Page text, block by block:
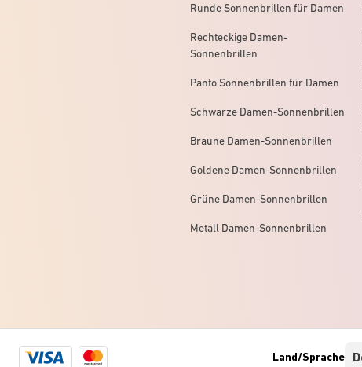
Runde Sonnenbrillen für Damen
Rechteckige Damen-
Sonnenbrillen
Panto Sonnenbrillen für Damen
Schwarze Damen-Sonnenbrillen
Braune Damen-Sonnenbrillen
Goldene Damen-Sonnenbrillen
Grüne Damen-Sonnenbrillen
Metall Damen-Sonnenbrillen
Visa
Mastercard
Land/Sprache